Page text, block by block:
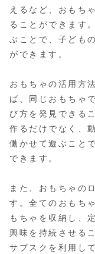
えるなど、おもち
ることができます
ぶことで、子ども
ができます。
おもちゃの活用方
ば、同じおもちゃ
び方を発見できる
作るだけでなく、
働かせて遊ぶこと
できます。
また、おもちゃの
す。全てのおもち
もちゃを収納し、
興味を持続させる
サブスクを利用し